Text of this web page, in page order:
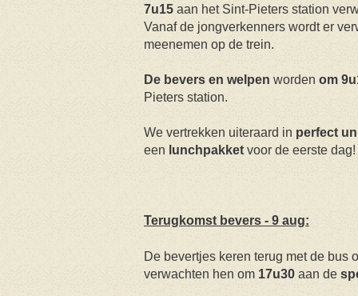
7u15 aan het Sint-Pieters station
Vanaf de jongverkenners wordt er
meenemen op de trein.
De bevers en welpen worden om
Pieters station.
We vertrekken uiteraard in perfect
een lunchpakket voor de eerste dag!
Terugkomst bevers - 9 aug:
De bevertjes keren terug met de bus
verwachten hen om 17u30 aan de